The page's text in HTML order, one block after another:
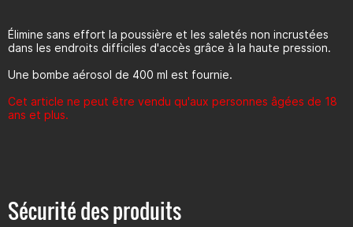
Élimine sans effort la poussière et les saletés non incrustées
dans les endroits difficiles d'accès grâce à la haute pression.
Une bombe aérosol de 400 ml est fournie.
Cet article ne peut être vendu qu'aux personnes âgées de 18
ans et plus.
Sécurité des produits